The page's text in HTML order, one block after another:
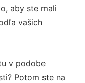
aby ste mali
vašich
v podobe
Potom ste na